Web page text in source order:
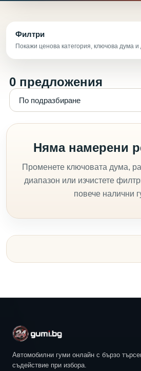
Филтри
Покажи ценова категория, ключова дума и
0 предложения
Няма намерени
Променете ключовата дума,
диапазон или изчистете
повече налични
Автомобилни гуми онлайн с бързо
съдействие при избора.